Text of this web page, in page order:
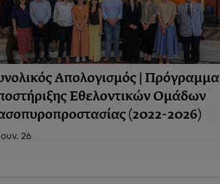
Απολογισμός | Πρόγραμμα
Εθελοντικών Ομάδων
(2022-2026)
26